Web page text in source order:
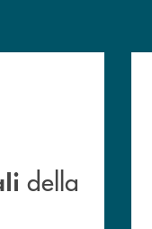
filiali della Bcc
della